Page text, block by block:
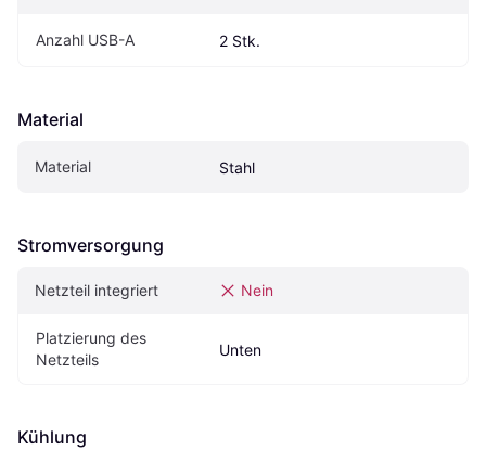
Anzahl USB-A 2 Stk.
Material
Material Stahl
Stromversorgung
Netzteil integriert Nein
Platzierung des
Netzteils
Unten
Kühlung